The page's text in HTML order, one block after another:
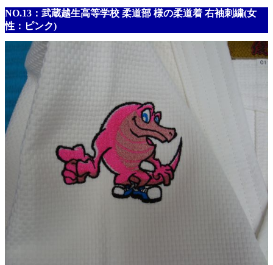
NO.13：武蔵越生高等学校 柔道部 様の柔道着 右袖刺繍(女
性：ピンク)